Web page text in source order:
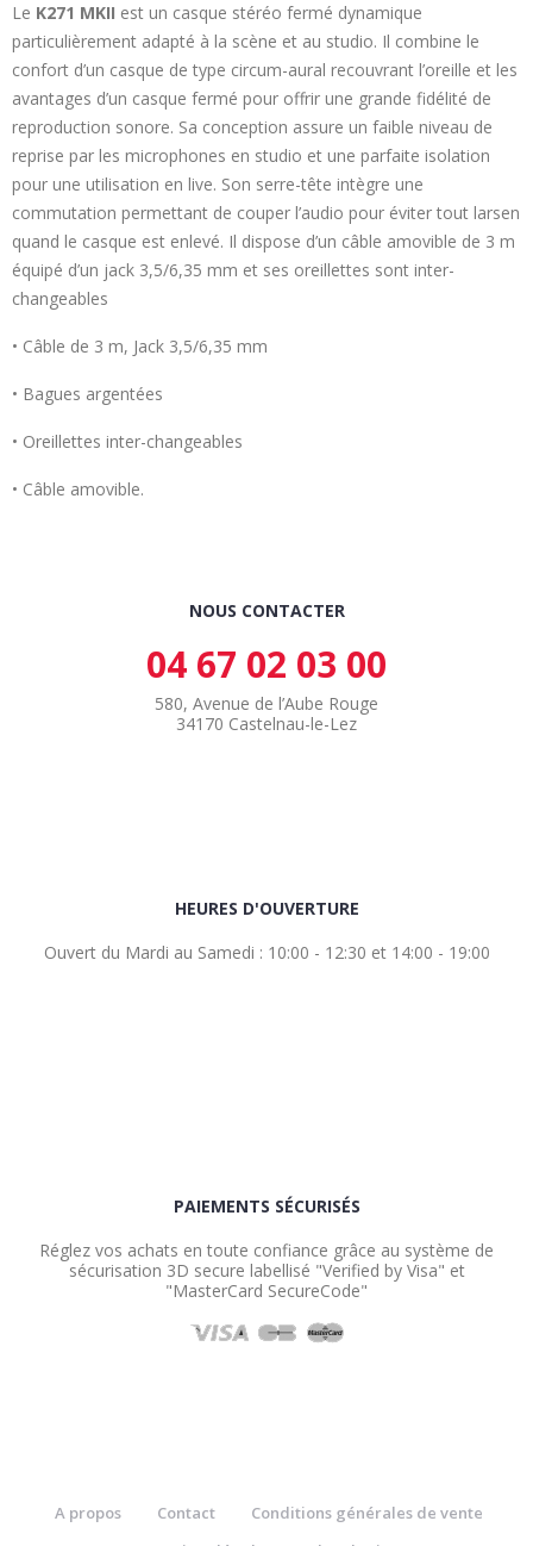
Le K271 MKII est un casque stéréo fermé dynamique
particulièrement adapté à la scène et au studio. Il combine le
confort d’un casque de type circum-aural recouvrant l’oreille et les
avantages d’un casque fermé pour offrir une grande fidélité de
reproduction sonore. Sa conception assure un faible niveau de
reprise par les microphones en studio et une parfaite isolation
pour une utilisation en live. Son serre-tête intègre une
commutation permettant de couper l’audio pour éviter tout larsen
quand le casque est enlevé. Il dispose d’un câble amovible de 3 m
équipé d’un jack 3,5/6,35 mm et ses oreillettes sont inter-
changeables
• Câble de 3 m, Jack 3,5/6,35 mm
• Bagues argentées
• Oreillettes inter-changeables
• Câble amovible.
NOUS CONTACTER
04 67 02 03 00
580, Avenue de l’Aube Rouge
34170 Castelnau-le-Lez
HEURES D'OUVERTURE
Ouvert du Mardi au Samedi : 10:00 - 12:30 et 14:00 - 19:00
PAIEMENTS SÉCURISÉS
Réglez vos achats en toute confiance grâce au système de
sécurisation 3D secure labellisé "Verified by Visa" et
"MasterCard SecureCode"
A propos Contact
Conditions générales de vente